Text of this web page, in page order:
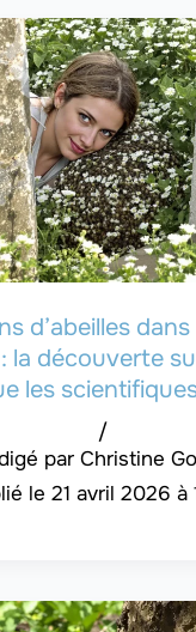
d’abeilles
la découverte
les
Christine
/
21 avril 2026 à